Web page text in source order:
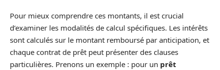
Pour mieux comprendre ces montants, il est crucial
d’examiner les modalités de calcul spécifiques. Les intérêts
sont calculés sur le montant remboursé par anticipation, et
chaque contrat de prêt peut présenter des clauses
particulières. Prenons un exemple : pour un prêt